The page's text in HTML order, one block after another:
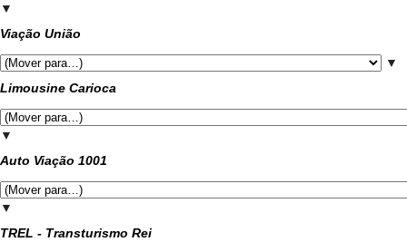
▼
Viação União
▼
Limousine Carioca
▼
Auto Viação 1001
▼
TREL - Transturismo Rei